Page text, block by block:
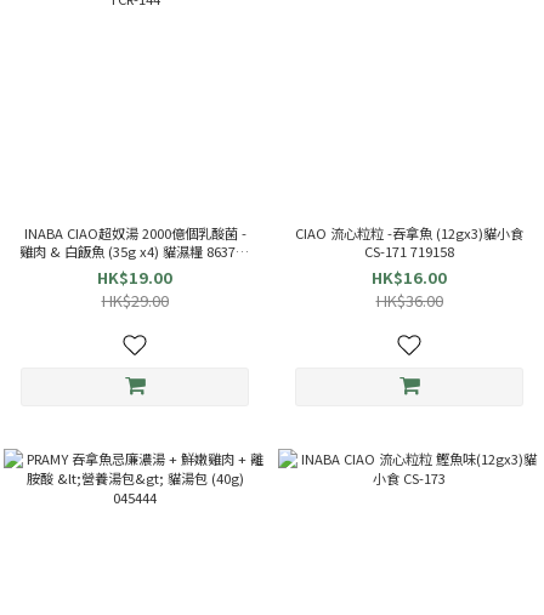
INABA CIAO超奴湯 2000億個乳酸菌 -
雞肉 & 白飯魚 (35g x4) 貓濕糧 863714
TCR-144
HK$19.00
HK$29.00
CIAO 流心粒粒 -吞拿魚 (12gx3)貓小食
CS-171 719158
HK$16.00
HK$36.00